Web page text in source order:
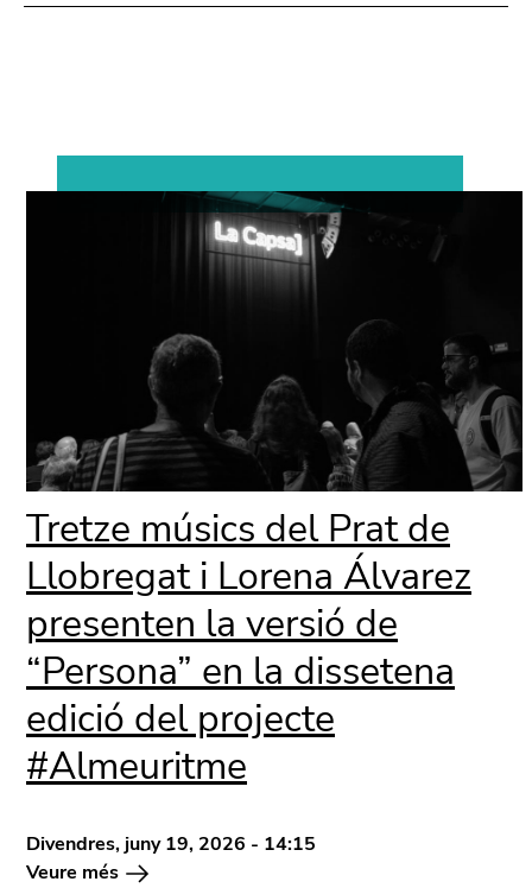
Tretze músics del Prat de
Llobregat i Lorena Álvarez
presenten la versió de
“Persona” en la dissetena
edició del projecte
#Almeuritme
Divendres, juny 19, 2026 - 14:15
Veure més